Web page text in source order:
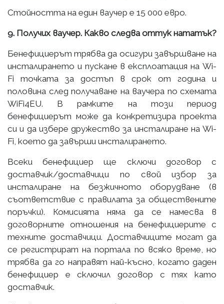
Стойността на един ваучер е 15 000 евро.
9. Получих ваучер. Какво следва оттук нататък?
Бенефициерът трябва да осигури завършване на
инсталирането и пускане в експлоатация на Wi-
Fi точката за достъп в срок от година и
половина след получаване на ваучера по схемата
WiFi4EU. В рамките на този период
бенефициерът може да конкретизира проекта
си и да избере дружество за инсталиране на Wi-
Fi, което да завърши инсталирането.
Всеки бенефициер ще сключи договор с
доставчик/доставчици по свой избор за
инсталиране на безжичното оборудване (в
съответствие с правилата за обществените
поръчки). Комисията няма да се намесва в
договорните отношения на бенефициерите с
техните доставчици. Доставчиците могат да
се регистрират на портала по всяко време, но
трябва да го направят най-късно, когато даден
бенефициер е сключил договор с тях като
доставчик.